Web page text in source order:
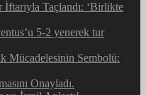
İftarıyla Taçlandı: ‘Birlikte
5-2 yenerek tur
Mücadelesinin Sembolü:
Onayladı.